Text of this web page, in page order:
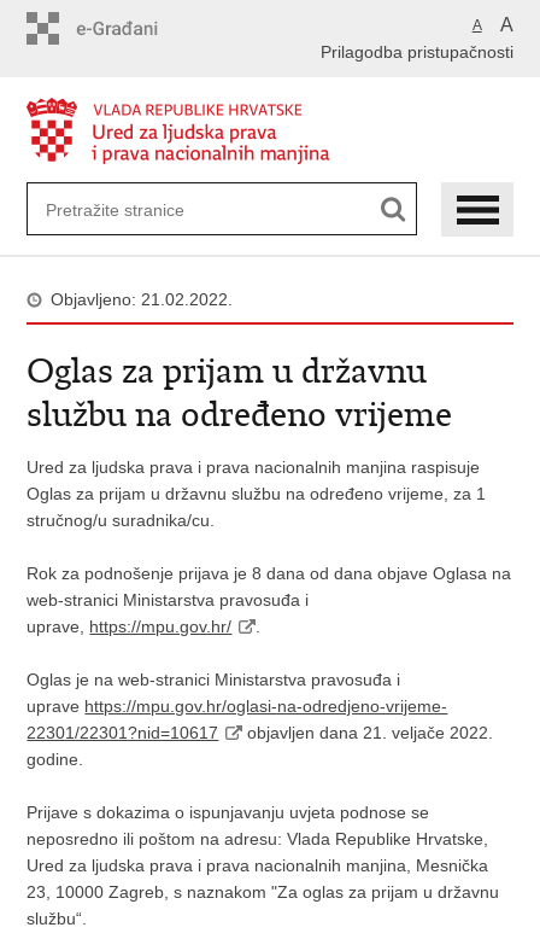
A A
Prilagodba pristupačnosti
Objavljeno: 21.02.2022.
Oglas za prijam u državnu
službu na određeno vrijeme
Ured za ljudska prava i prava nacionalnih manjina raspisuje
Oglas za prijam u državnu službu na određeno vrijeme, za 1
stručnog/u suradnika/cu.
Rok za podnošenje prijava je 8 dana od dana objave Oglasa na
web-stranici Ministarstva pravosuđa i
uprave, https://mpu.gov.hr/
Oglas je na web-stranici Ministarstva pravosuđa i
uprave https://mpu.gov.hr/oglasi-na-odredjeno-vrijeme-
22301/22301?nid=10617
objavljen dana 21. veljače 2022.
godine.
Prijave s dokazima o ispunjavanju uvjeta podnose se
neposredno ili poštom na adresu: Vlada Republike Hrvatske,
Ured za ljudska prava i prava nacionalnih manjina, Mesnička
23, 10000 Zagreb, s naznakom "Za oglas za prijam u državnu
službu“.